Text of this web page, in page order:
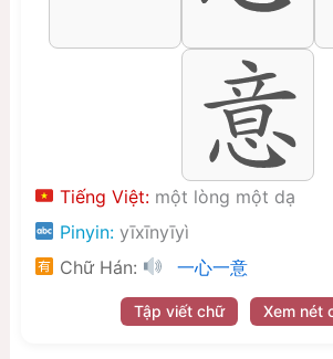
Tiếng Việt: một lòng một dạ
Pinyin: yīxīnyīyì
Chữ Hán:
一心一意
Tập viết chữ Xem nét